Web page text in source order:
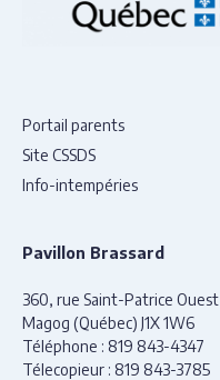
Portail parents
Site CSSDS
Info-intempéries
Pavillon Brassard
360, rue Saint-Patrice Ouest
Magog (Québec) J1X 1W6
Téléphone : 819 843-4347
Télecopieur : 819 843-3785